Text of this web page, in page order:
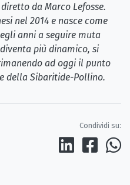
da Marco Lefosse.
nel 2014 e nasce come
anni a seguire muta
più dinamico, si
ad oggi il punto
della Sibaritide-Pollino.
Condividi su: